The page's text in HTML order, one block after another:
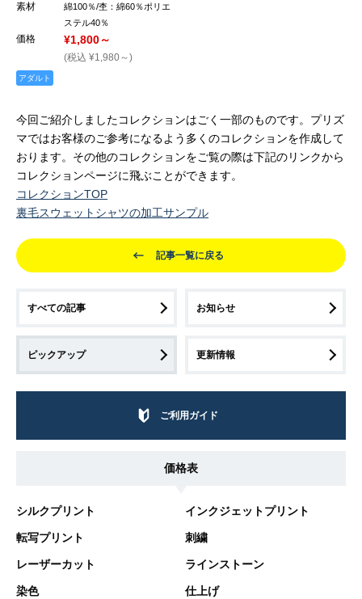
すべての記事 お知らせ
ピックアップ 更新情報
ご利用ガイド
価格表
シルクプリント インクジェットプリント
転写プリント 刺繍
レーザーカット ラインストーン
染色 仕上げ
素材
綿100％/杢：綿60％ポリエ
ステル40％
価格 ¥1,800～
(税込 ¥1,980～)
アダルト
今回ご紹介しましたコレクションはごく一部のものです。プリズ
マではお客様のご参考になるよう多くのコレクションを作成して
おります。その他のコレクションをご覧の際は下記のリンクから
コレクションページに飛ぶことができます。
コレクションTOP
裏毛スウェットシャツの加工サンプル
記事一覧に戻る